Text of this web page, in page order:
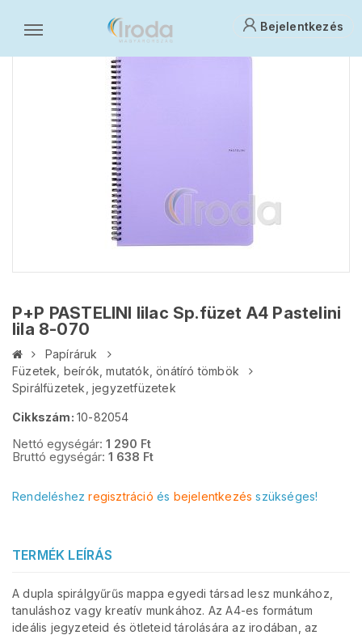
Bejelentkezés
P+P PASTELINI lilac Sp.füzet A4 Pastelini
lila 8-070
Papíráruk
Füzetek, beírók, mutatók, önátíró tömbök
Spirálfüzetek, jegyzetfüzetek
Cikkszám: 10-82054
Nettó egységár: 1 290 Ft
Bruttó egységár: 1 638 Ft
Rendeléshezregisztráció és bejelentkezés szükséges!
TERMÉK LEÍRÁS
A dupla spirálgyűrűs mappa egyedi társad lesz munkához,
tanuláshoz vagy kreatív munkához. Az A4-es formátum
ideális jegyzeteid és ötleteid tárolására az irodában, az